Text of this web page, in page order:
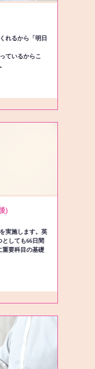
れるから「明日
ているからこ
)
実施します。英
しても66日間
重要科目の基礎